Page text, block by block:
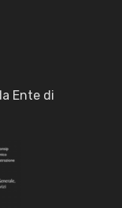
Ente di